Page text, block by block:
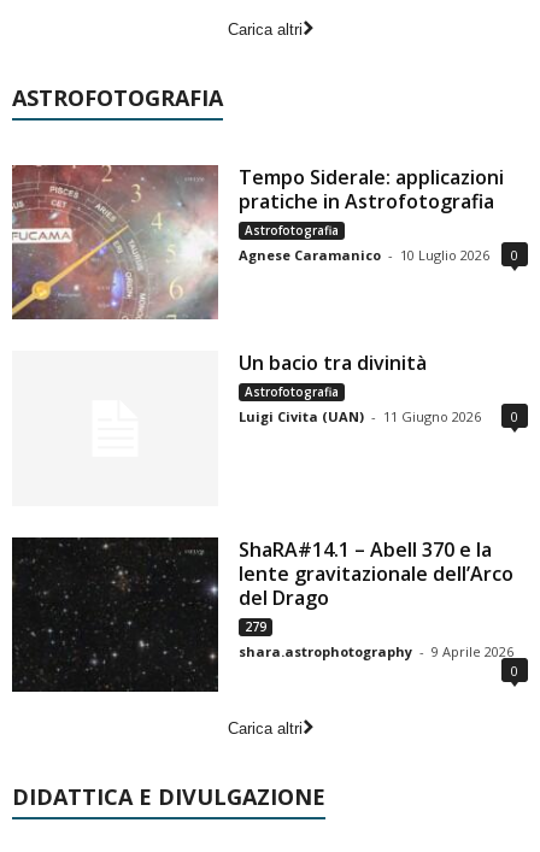
Carica altri
ASTROFOTOGRAFIA
Tempo Siderale: applicazioni
pratiche in Astrofotografia
Astrofotografia
Agnese Caramanico - 10 Luglio 2026 0
Un bacio tra divinità
Astrofotografia
Luigi Civita (UAN) - 11 Giugno 2026 0
ShaRA#14.1 – Abell 370 e la
lente gravitazionale dell’Arco
del Drago
279
shara.astrophotography - 9 Aprile 2026
0
Carica altri
DIDATTICA E DIVULGAZIONE